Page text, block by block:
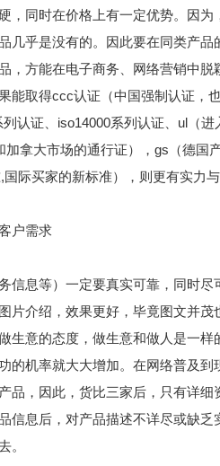
，同时在价格上有一定优势。因
几乎是没有的。因此要在同类产
，方能在电子商务、网络营销中
能取得ccc认证（中国强制认证，
认证、iso14000系列认证、ul（
加拿大市场的通行证），gs（德国
际买家的新标准），则更有实力
户需求
信息等）一定要真实可靠，同时
片介绍，效果更好，毕竟图文并
生意的态度，做生意和做人是一
的机率就大大增加。在网络普及
品，因此，货比三家后，只有详
信息后，对产品描述不详尽或缺
。